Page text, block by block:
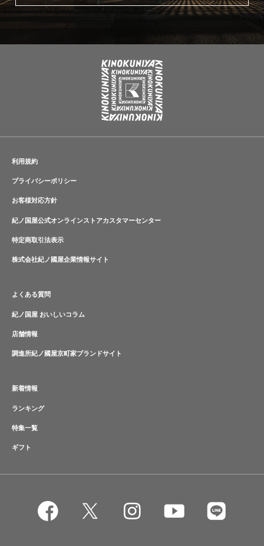
利用規約
プライバシーポリシー
お客様対応方針
紀ノ国屋公式オンラインストアカスタマーセンター
特定商取引法表示
株式会社紀ノ國屋企業情報サイト
よくある質問
紀ノ国屋 おいしいコラム
店舗情報
調進所紀ノ國屋京町家ブランドサイト
新着情報
ランキング
特集一覧
ギフト